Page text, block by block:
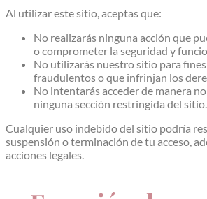
Al utilizar este sitio, aceptas que:
No realizarás ninguna acción que
o comprometer la seguridad y
No utilizarás nuestro sitio para fines
fraudulentos o que infrinjan los
No intentarás acceder de manera
ninguna sección restringida del sitio.
Cualquier uso indebido del sitio podría
suspensión o terminación de tu acceso,
acciones legales.